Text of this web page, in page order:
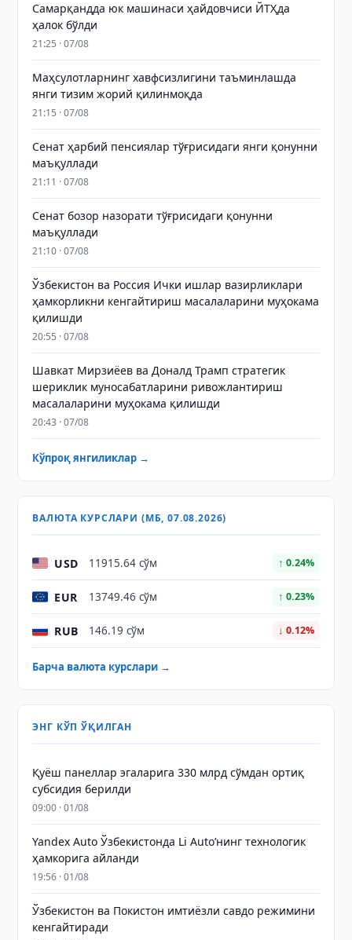
Самарқандда юк машинаси ҳайдовчиси ЙТҲда
ҳалок бўлди
21:25 · 07/08
Маҳсулотларнинг хавфсизлигини таъминлашда
янги тизим жорий қилинмоқда
21:15 · 07/08
Сенат ҳарбий пенсиялар тўғрисидаги янги қонунни
маъқуллади
21:11 · 07/08
Сенат бозор назорати тўғрисидаги қонунни
маъқуллади
21:10 · 07/08
Ўзбекистон ва Россия Ички ишлар вазирликлари
ҳамкорликни кенгайтириш масалаларини муҳокама
қилишди
20:55 · 07/08
Шавкат Мирзиёев ва Доналд Трамп стратегик
шериклик муносабатларини ривожлантириш
масалаларини муҳокама қилишди
20:43 · 07/08
Кўпроқ янгиликлар →
ВАЛЮТА КУРСЛАРИ (МБ, 07.08.2026)
USD 11915.64 сўм ↑ 0.24%
EUR 13749.46 сўм ↑ 0.23%
RUB 146.19 сўм ↓ 0.12%
Барча валюта курслари →
ЭНГ КЎП ЎҚИЛГАН
Қуёш панеллар эгаларига 330 млрд сўмдан ортиқ
субсидия берилди
09:00 · 01/08
Yandex Auto Ўзбекистонда Li Auto’нинг технологик
ҳамкорига айланди
19:56 · 01/08
Ўзбекистон ва Покистон имтиёзли савдо режимини
кенгайтиради